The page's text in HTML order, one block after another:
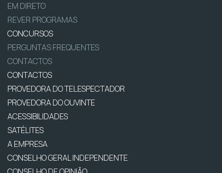
EM DIRETO
REVER PROGRAMAS
CONCURSOS
PERGUNTAS FREQUENTES
CONTACTOS
CONTACTOS
PROVEDORA DO TELESPECTADOR
PROVEDORA DO OUVINTE
ACESSIBILIDADES
SATÉLITES
A EMPRESA
CONSELHO GERAL INDEPENDENTE